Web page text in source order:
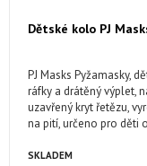
Dětské kolo PJ
PJ Masks Pyžamasky,
ráfky a drátěný výplet,
uzavřený kryt řetězu,
na pití, určeno pro děti
SKLADEM